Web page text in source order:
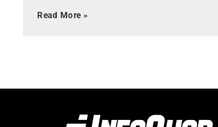
Read More »